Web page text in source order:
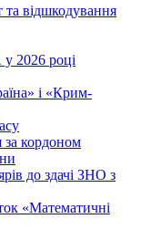
відшкодування
2026 році
і «Крим-
за кордоном
до здачі ЗНО з
«Математичні